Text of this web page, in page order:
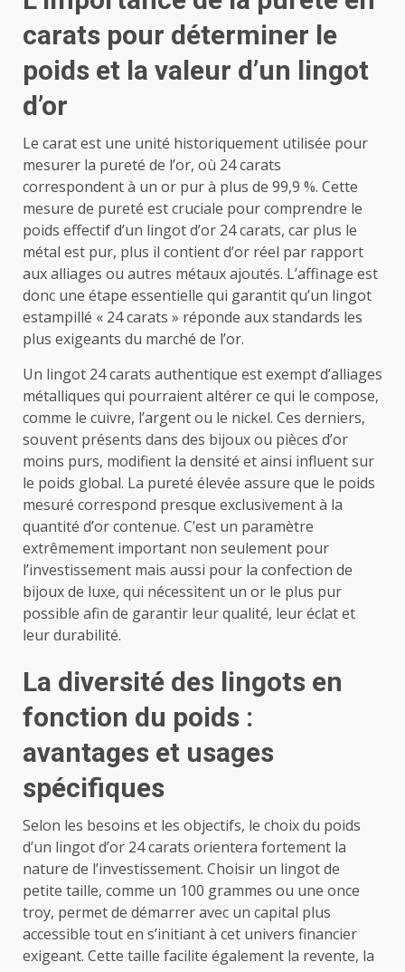
carats pour déterminer le
poids et la valeur d’un lingot
d’or
Le carat est une unité historiquement utilisée pour
mesurer la pureté de l’or, où 24 carats
correspondent à un or pur à plus de 99,9 %. Cette
mesure de pureté est cruciale pour comprendre le
poids effectif d’un lingot d’or 24 carats, car plus le
métal est pur, plus il contient d’or réel par rapport
aux alliages ou autres métaux ajoutés. L’affinage est
donc une étape essentielle qui garantit qu’un lingot
estampillé « 24 carats » réponde aux standards les
plus exigeants du marché de l’or.
Un lingot 24 carats authentique est exempt d’alliages
métalliques qui pourraient altérer ce qui le compose,
comme le cuivre, l’argent ou le nickel. Ces derniers,
souvent présents dans des bijoux ou pièces d’or
moins purs, modifient la densité et ainsi influent sur
le poids global. La pureté élevée assure que le poids
mesuré correspond presque exclusivement à la
quantité d’or contenue. C’est un paramètre
extrêmement important non seulement pour
l’investissement mais aussi pour la confection de
bijoux de luxe, qui nécessitent un or le plus pur
possible afin de garantir leur qualité, leur éclat et
leur durabilité.
La diversité des lingots en
fonction du poids :
avantages et usages
spécifiques
Selon les besoins et les objectifs, le choix du poids
d’un lingot d’or 24 carats orientera fortement la
nature de l’investissement. Choisir un lingot de
petite taille, comme un 100 grammes ou une once
troy, permet de démarrer avec un capital plus
accessible tout en s’initiant à cet univers financier
exigeant. Cette taille facilite également la revente, la